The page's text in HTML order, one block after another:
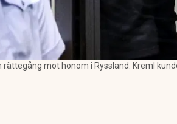
mot honom i Ryssland. Kreml